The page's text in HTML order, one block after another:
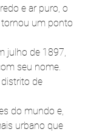
e ar puro, o
tornou um ponto
julho de 1897,
seu nome.
de
do mundo e,
urbano que